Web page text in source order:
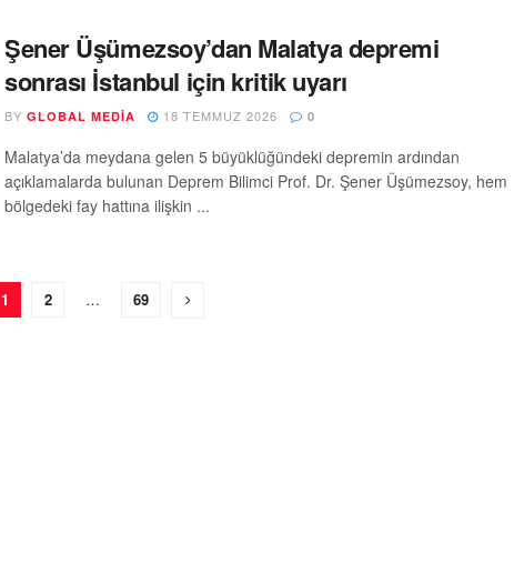
Şener Üşümezsoy’dan Malatya depremi
sonrası İstanbul için kritik uyarı
BY GLOBAL MEDIA 18 TEMMUZ 2026 0
Malatya’da meydana gelen 5 büyüklüğündeki depremin ardından
açıklamalarda bulunan Deprem Bilimci Prof. Dr. Şener Üşümezsoy, hem
bölgedeki fay hattına ilişkin ...
1 2 … 69